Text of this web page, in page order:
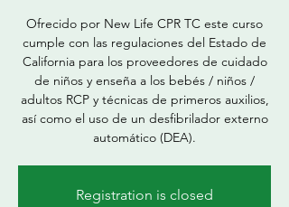
Ofrecido por New Life CPR TC este curso
cumple con las regulaciones del Estado de
California para los proveedores de cuidado
de niños y enseña a los bebés / niños /
adultos RCP y técnicas de primeros auxilios,
así como el uso de un desfibrilador externo
automático (DEA).
Registration is closed